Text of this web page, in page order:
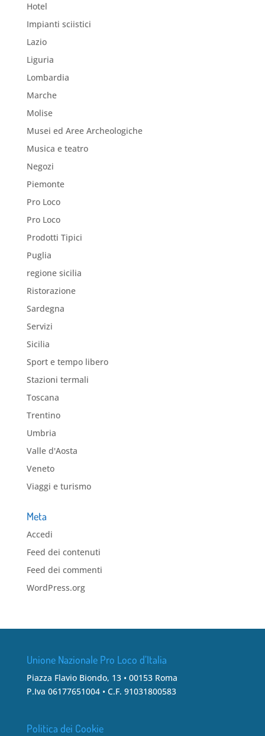
Hotel
Impianti sciistici
Lazio
Liguria
Lombardia
Marche
Molise
Musei ed Aree Archeologiche
Musica e teatro
Negozi
Piemonte
Pro Loco
Pro Loco
Prodotti Tipici
Puglia
regione sicilia
Ristorazione
Sardegna
Servizi
Sicilia
Sport e tempo libero
Stazioni termali
Toscana
Trentino
Umbria
Valle d'Aosta
Veneto
Viaggi e turismo
Meta
Accedi
Feed dei contenuti
Feed dei commenti
WordPress.org
Unione Nazionale Pro Loco d’Italia
Piazza Flavio Biondo, 13 • 00153 Roma
P.Iva 06177651004 • C.F. 91031800583
Politica dei Cookie